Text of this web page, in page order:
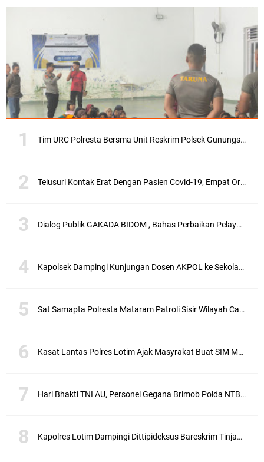
Tim URC Polresta Bersma Unit Reskrim Polsek Gunungsari Tangkap Pelaku Curanmor
Telusuri Kontak Erat Dengan Pasien Covid-19, Empat Orang di Desa Kedaro Sekotong Dirapid
Dialog Publik GAKADA BIDOM , Bahas Perbaikan Pelayanan Medis di NTB
Kapolsek Dampingi Kunjungan Dosen AKPOL ke Sekolah Rakyat Gunungsari
Sat Samapta Polresta Mataram Patroli Sisir Wilayah Cakranegara
Kasat Lantas Polres Lotim Ajak Masyrakat Buat SIM Melalui SATPAS Bukan Calo
Hari Bhakti TNI AU, Personel Gegana Brimob Polda NTB Donor Darah
Kapolres Lotim Dampingi Dittipideksus Bareskrim Tinjau Sentra Bawah Putih Sembalun